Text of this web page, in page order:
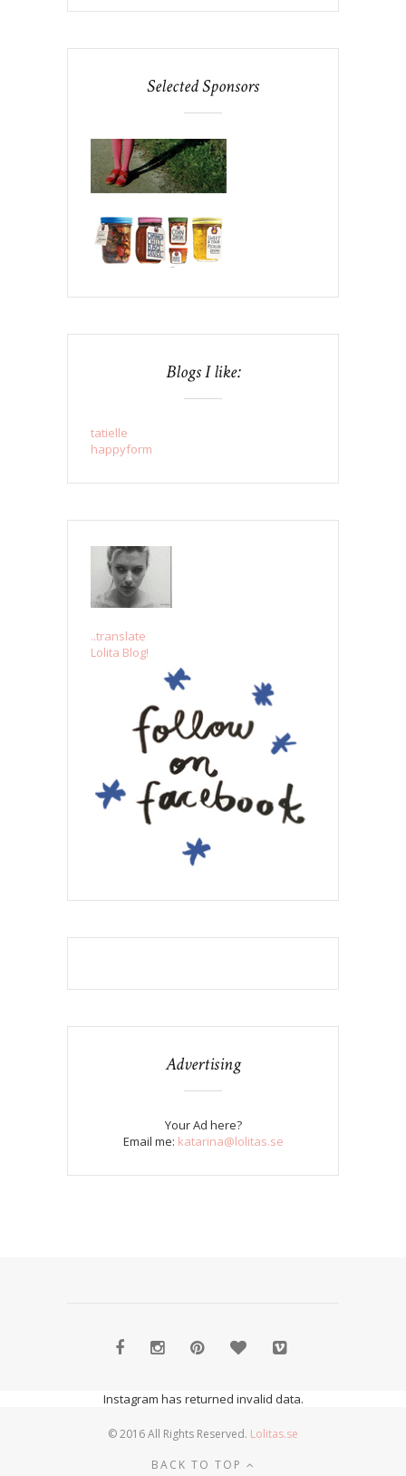
Selected Sponsors
Blogs I like:
tatielle
happyform
..translate
Lolita Blog!
Advertising
Your Ad here?
Email me: katarina@lolitas.se
Instagram has returned invalid data.
© 2016 All Rights Reserved. Lolitas.se
BACK TO TOP